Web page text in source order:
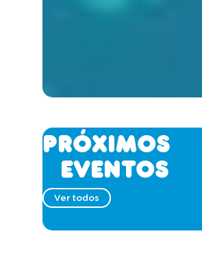
Próximos
eventos
Ver todos